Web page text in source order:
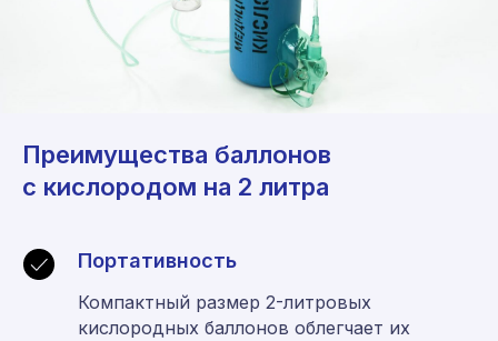
Преимущества баллонов
с кислородом на 2 литра
Портативность
Компактный размер 2-литровых
кислородных баллонов облегчает их